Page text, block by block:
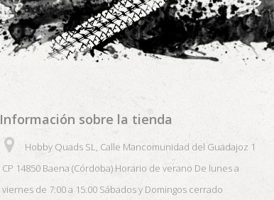
Información sobre la tienda
Hobby Quads SL, Calle Mancomunidad del Guadajoz 1
CP 14850 Baena (Córdoba) Horario de verano De lunes a
viernes de 7:00 a 15:00 Sábados y Domingos cerrado